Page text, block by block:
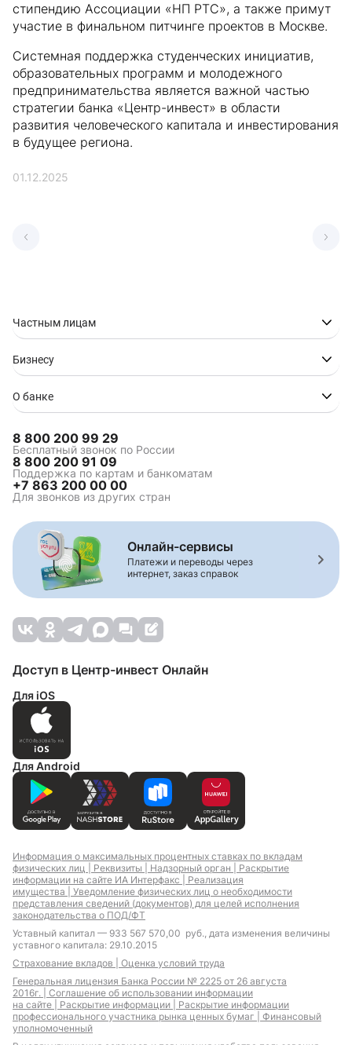
стипендию Ассоциации «НП РТС», а также примут
участие в финальном питчинге проектов в Москве.
Системная поддержка студенческих инициатив,
образовательных программ и молодежного
предпринимательства является важной частью
стратегии банка «Центр-инвест» в области
развития человеческого капитала и инвестирования
в будущее региона.
01.12.2025
Частным лицам
Бизнесу
О банке
8 800 200 99 29
Бесплатный звонок по России
8 800 200 91 09
Поддержка по картам и банкоматам
+7 863 200 00 00
Для звонков из других стран
Онлайн-сервисы
Платежи и переводы через
интернет, заказ справок
Доступ в Центр-инвест Онлайн
Для iOS
Для Android
Информация о максимальных процентных ставках по вкладам
физических лиц | Реквизиты | Надзорный орган | Раскрытие
информации на сайте ИА Интерфакс | Реализация
имущества | Уведомление физических лиц о необходимости
представления сведений (документов) для целей исполнения
законодательства о ПОД/ФТ
Уставный капитал — 933 567 570,00 руб., дата изменения величины
уставного капитала: 29.10.2015
Страхование вкладов | Оценка условий труда
Генеральная лицензия Банка России № 2225 от 26 августа
2016г. | Соглашение об использовании информации
на сайте | Раскрытие информации | Раскрытие информации
профессионального участника рынка ценных бумаг | Финансовый
уполномоченный